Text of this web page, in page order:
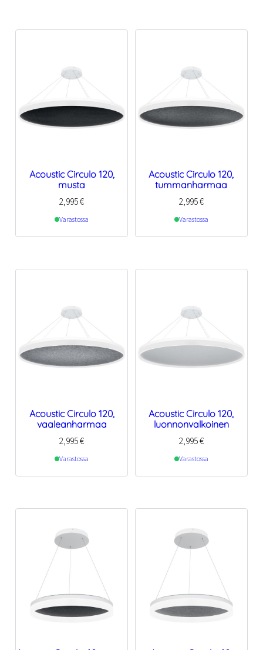
Acoustic Circulo 120,
musta
2,995€
Varastossa
Acoustic Circulo 120,
tummanharmaa
2,995€
Varastossa
Acoustic Circulo 120,
vaaleanharmaa
2,995€
Varastossa
Acoustic Circulo 120,
luonnonvalkoinen
2,995€
Varastossa